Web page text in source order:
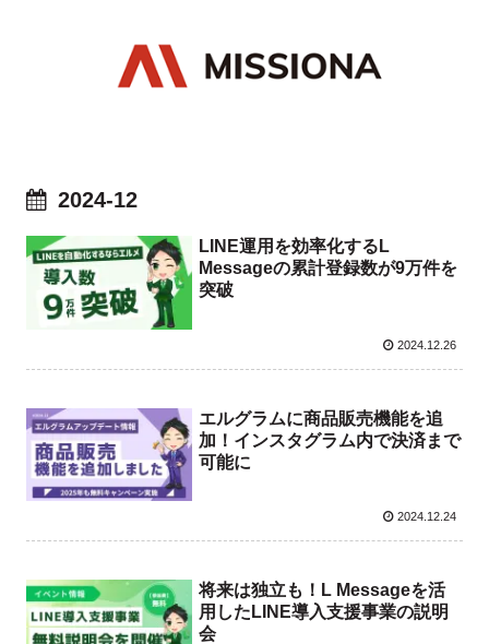
2024-12
LINE運用を効率化するL
Messageの累計登録数が9万件を
突破
2024.12.26
エルグラムに商品販売機能を追
加！インスタグラム内で決済まで
可能に
2024.12.24
将来は独立も！L Messageを活
用したLINE導入支援事業の説明
会